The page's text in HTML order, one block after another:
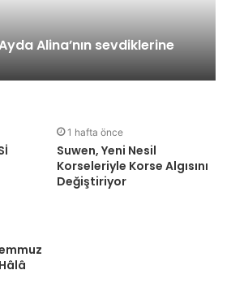
Alina’nın sevdiklerine
1 hafta önce
Suwen, Yeni Nesil
Korseleriyle Korse Algısını
Değiştiriyor